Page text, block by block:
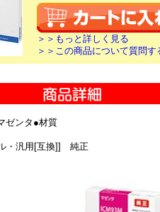
＞＞もっと詳しく見る
＞＞この商品について質問す
ンタ●材質
・汎用[互換]] 純正